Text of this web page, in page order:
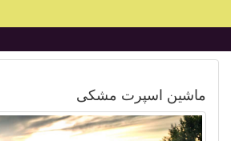
ماشین اسپرت مشکی